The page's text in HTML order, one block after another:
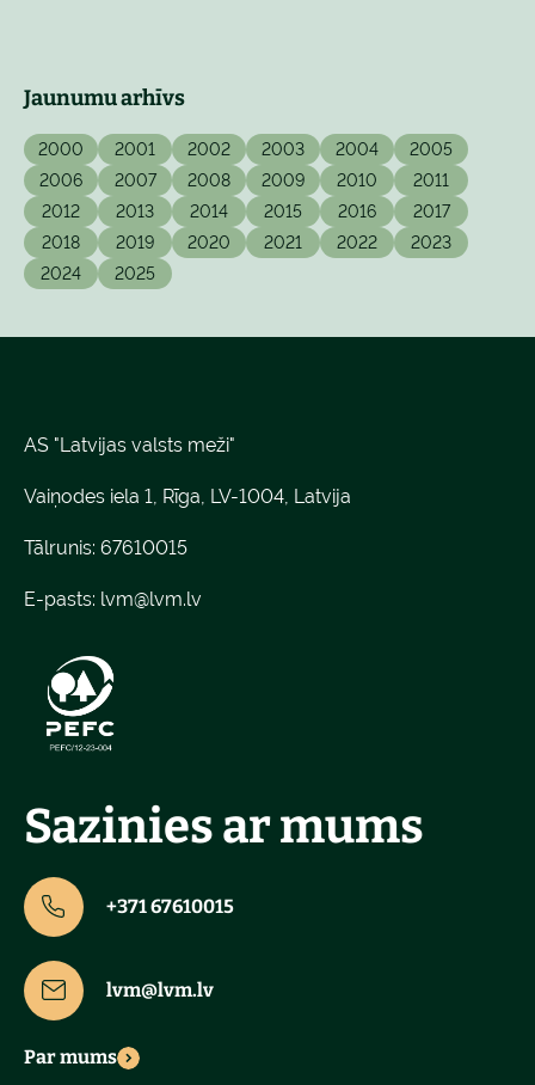
Jaunumu arhīvs
2000 2001 2002 2003 2004
2005
2006
2007 2008 2009 2010
2011
2012
2013 2014 2015 2016
2017
2018
2019 2020 2021 2022
2023
2024
2025
AS "Latvijas valsts meži"
Vaiņodes iela 1, Rīga, LV-1004, Latvija
Tālrunis: 67610015
E-pasts: lvm@lvm.lv
Sazinies ar mums
+371 67610015
lvm@lvm.lv
Par mums